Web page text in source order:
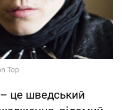
це шведський